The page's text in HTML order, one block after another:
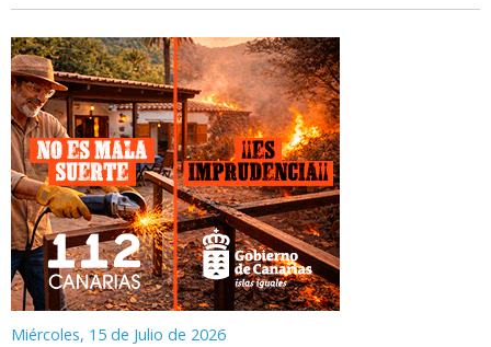
Miércoles, 15 de Julio de 2026